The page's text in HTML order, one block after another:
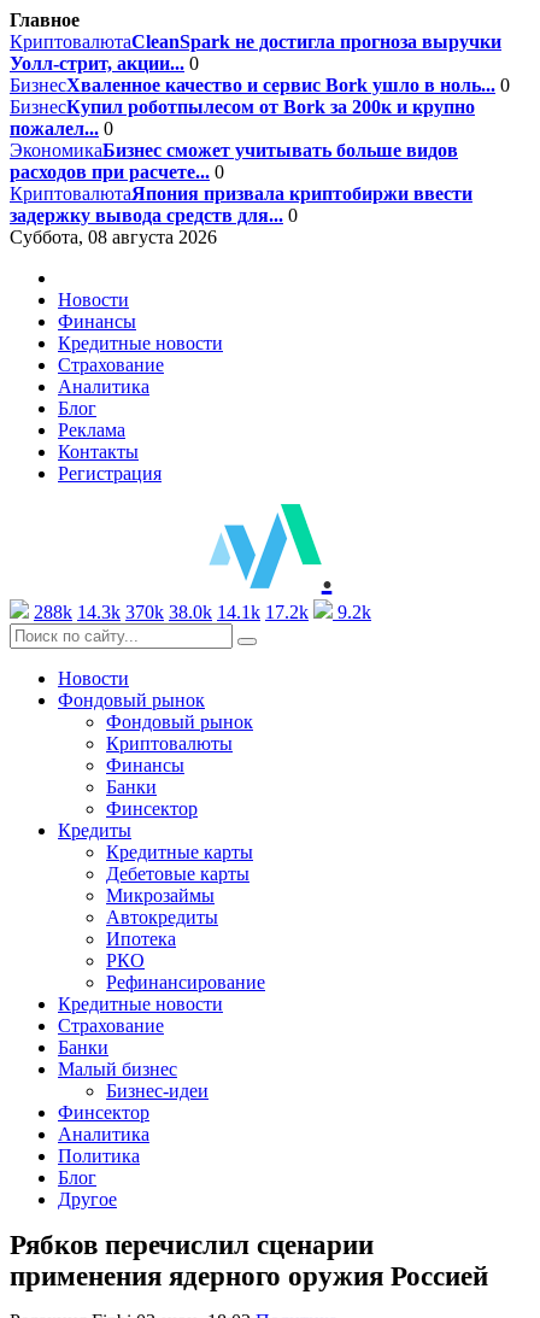
Главное
КриптовалютаCleanSpark не достигла прогноза выручки
Уолл-стрит, акции... 0
БизнесХваленное качество и сервис Bork ушло в ноль... 0
БизнесКупил роботпылесом от Bork за 200к и крупно
пожалел... 0
ЭкономикаБизнес сможет учитывать больше видов
расходов при расчете... 0
КриптовалютаЯпония призвала криптобиржи ввести
задержку вывода средств для... 0
Суббота, 08 августа 2026
Новости
Финансы
Кредитные новости
Страхование
Аналитика
Блог
Реклама
Контакты
Регистрация
.
288k 14.3k 370k 38.0k 14.1k 17.2k 9.2k
Новости
Фондовый рынок
Фондовый рынок
Криптовалюты
Финансы
Банки
Финсектор
Кредиты
Кредитные карты
Дебетовые карты
Микрозаймы
Автокредиты
Ипотека
РКО
Рефинансирование
Кредитные новости
Страхование
Банки
Малый бизнес
Бизнес-идеи
Финсектор
Аналитика
Политика
Блог
Другое
Рябков перечислил сценарии
применения ядерного оружия Россией